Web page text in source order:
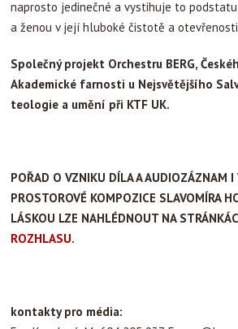
naprosto jedinečné a vystihuje to podstatu
a ženou v její hluboké čistotě a
Společný projekt Orchestru BERG,
Akademické farnosti u Nejsvětějšího
teologie a umění při KTF UK.
POŘAD O VZNIKU DÍLA A AUDIOZÁZNAM
PROSTOROVÉ KOMPOZICE SLAVOMÍRA
LÁSKOU LZE NAHLÉDNOUT NA
ROZHLASU.
kontakty pro média: